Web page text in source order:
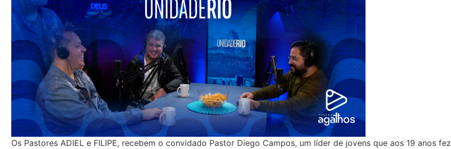
Os Pastores ADIEL e FILIPE, recebem o convidado Pastor Diego Campos, um líder de jovens que aos 19 anos fez